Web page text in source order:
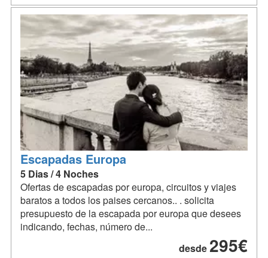
Escapadas Europa
5 Dias / 4 Noches
Ofertas de escapadas por europa, circuitos y viajes
baratos a todos los paises cercanos.. . solicita
presupuesto de la escapada por europa que desees
indicando, fechas, número de...
desde 295€